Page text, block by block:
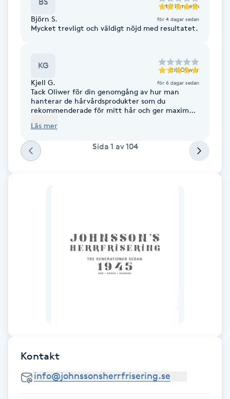
Friskvård
Friskvårdsmassage
Funktionsanalys
Gravidmassage
till Kenneth
Björn S. för 4 dagar sedan
Mycket trevligt och väldigt nöjd med resultatet.
KG till Oliwer
Kjell G. för 6 dagar sedan
Tack Oliwer för din genomgång av hur man
hanterar de hårvårdsprodukter som du
rekommenderade för mitt hår och ger maximalt
utan att även få sitt hår att hålla sin style och
Läs mer
Sida 1 av104
Kontakt